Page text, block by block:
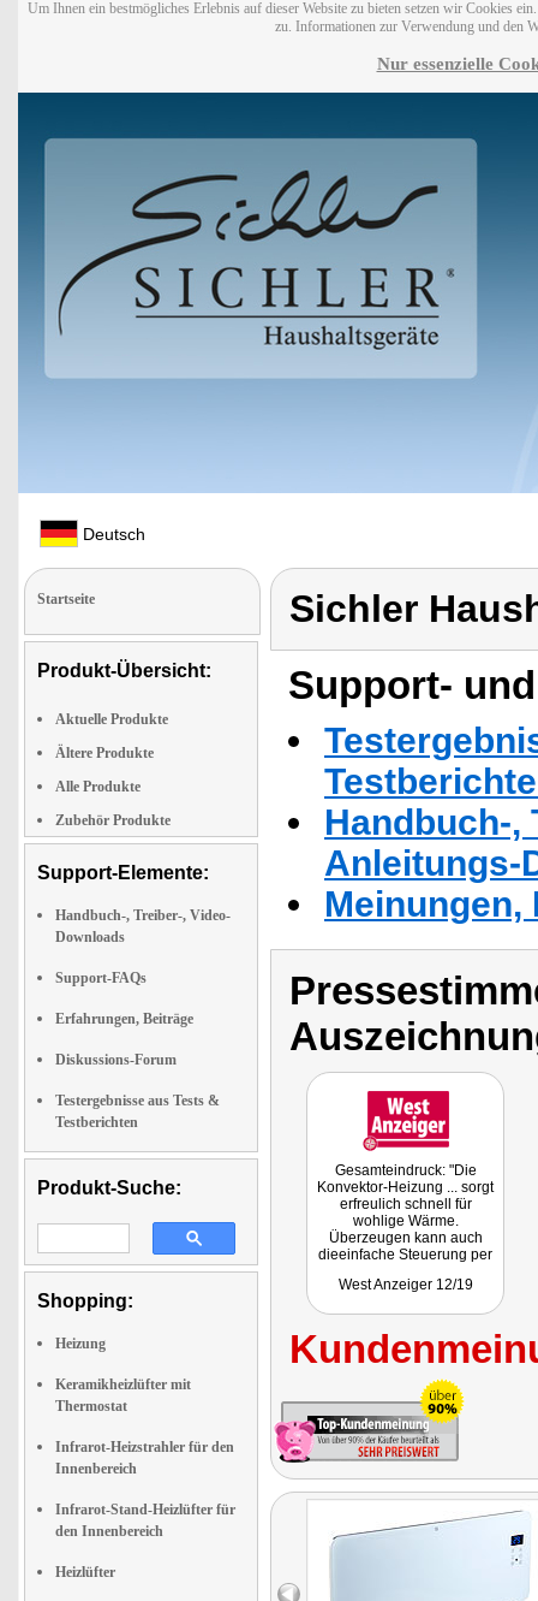
Um Ihnen ein bestmögliches Erlebnis auf dieser Website zu bieten setzen wir Cookies
zu. Informationen zur Verwendung und den
Nur essenzielle
Deutsch
Startseite
Produkt-Übersicht:
Aktuelle Produkte
Ältere Produkte
Alle Produkte
Zubehör Produkte
Support-Elemente:
Handbuch-, Treiber-, Video-
Downloads
Support-FAQs
Erfahrungen, Beiträge
Diskussions-Forum
Testergebnisse aus Tests &
Testberichten
Produkt-Suche:
Shopping:
Heizung
Keramikheizlüfter mit
Thermostat
Infrarot-Heizstrahler für den
Innenbereich
Infrarot-Stand-Heizlüfter für
den Innenbereich
Heizlüfter
Sichler
Support-
Handbuch-,
Anleitungs-
Gesamteindruck: "Die
Konvektor-Heizung ... sorgt
erfreulich schnell für
wohlige Wärme.
Überzeugen kann auch
dieeinfache Steuerung per
West Anzeiger 12/19